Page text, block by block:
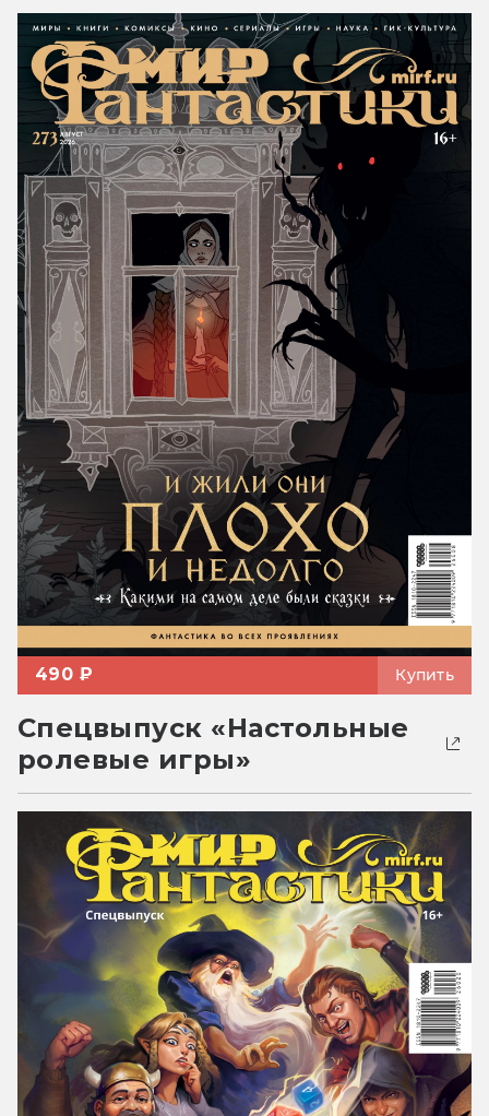
490 ₽ Купить
Спецвыпуск «Настольные
ролевые игры»